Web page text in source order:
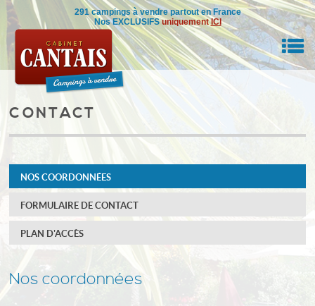
291 campings à vendre partout en France
Nos EXCLUSIFSuniquementICI
BIEN
CONTACT
NOS COORDONNÉES
FORMULAIRE DE CONTACT
PLAN D'ACCÈS
Nos coordonnées